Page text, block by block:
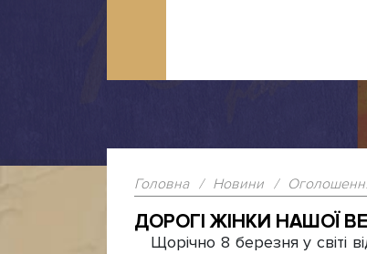
Головна / Новини /
ДОРОГІ ЖІНКИ НАШОЇ
Щорічно 8 березня у світі